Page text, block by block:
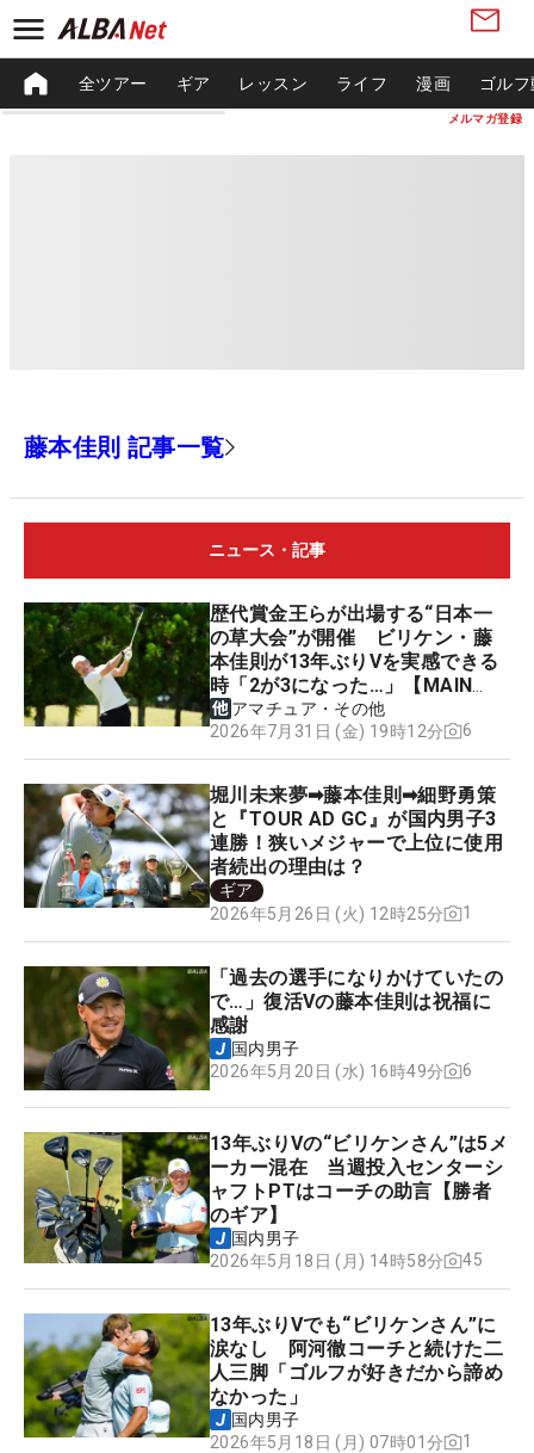
メルマガ登録
全ツアー ギア レッスン ライフ 漫画 ゴル
藤本佳則 記事一覧
ニュース・記事
歴代賞金王らが出場する“日本一
の草大会”が開催 ビリケン・藤
本佳則が13年ぶりVを実感できる
時「2が3になった…」【MAIN
STAGE JOYX OPEN】
アマチュア・その他
2026年7月31日 (金) 19時12分
6
堀川未来夢➡藤本佳則➡細野勇策
と『TOUR AD GC』が国内男子3
連勝！狭いメジャーで上位に使用
者続出の理由は？
ギア
2026年5月26日 (火) 12時25分
1
「過去の選手になりかけていたの
で…」復活Vの藤本佳則は祝福に
感謝
国内男子
2026年5月20日 (水) 16時49分
6
13年ぶりVの“ビリケンさん”は5メ
ーカー混在 当週投入センターシ
ャフトPTはコーチの助言【勝者
のギア】
国内男子
2026年5月18日 (月) 14時58分
45
13年ぶりVでも“ビリケンさん”に
涙なし 阿河徹コーチと続けた二
人三脚「ゴルフが好きだから諦め
なかった」
国内男子
2026年5月18日 (月) 07時01分
1